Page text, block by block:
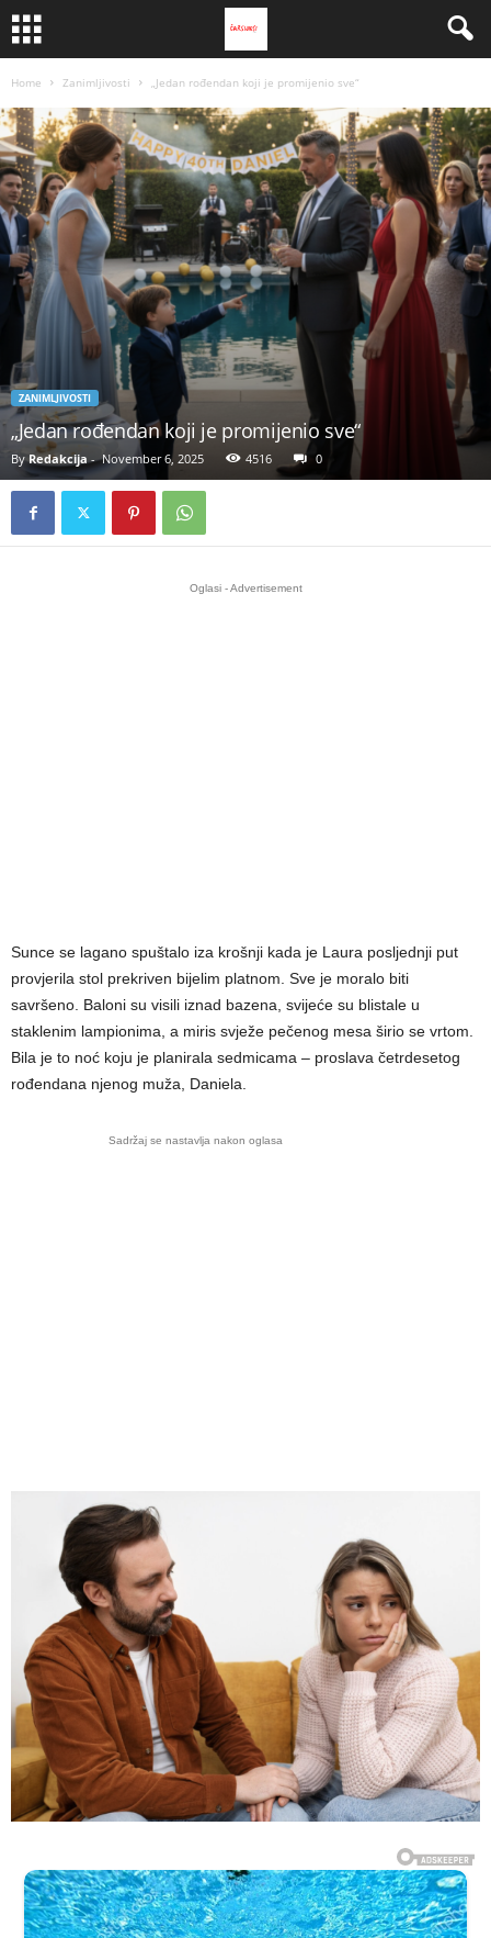
Home Zanimljivosti „Jedan rođendan koji je promijenio sve“
ZANIMLJIVOSTI
„Jedan rođendan koji je promijenio sve“
By Redakcija- November 6, 2025 4516 0
Oglasi - Advertisement
Sunce se lagano spuštalo iza krošnji kada je Laura posljednji put
provjerila stol prekriven bijelim platnom. Sve je moralo biti
savršeno. Baloni su visili iznad bazena, svijeće su blistale u
staklenim lampionima, a miris svježe pečenog mesa širio se vrtom.
Bila je to noć koju je planirala sedmicama – proslava četrdesetog
rođendana njenog muža, Daniela.
Sadržaj se nastavlja nakon oglasa